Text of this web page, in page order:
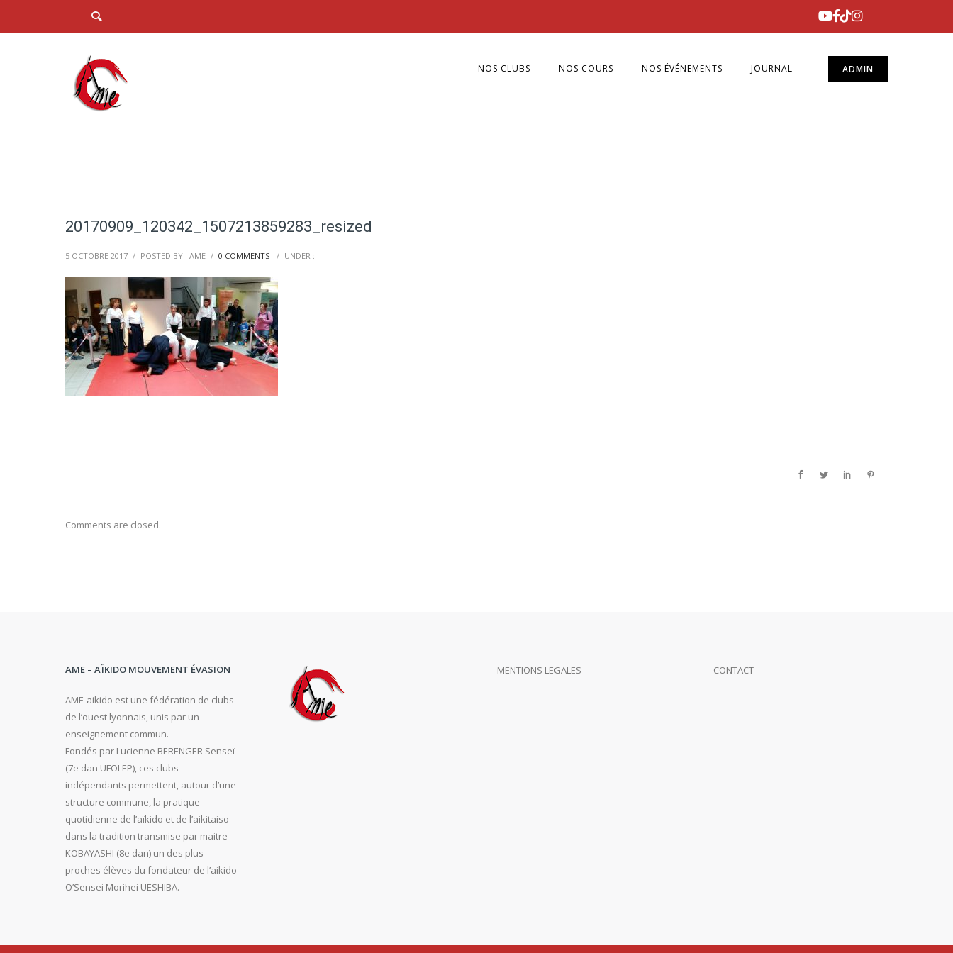
ADMIN
NOS CLUBS NOS COURS NOS ÉVÉNEMENTS JOURNAL
20170909_120342_1507213859283_resized
5 OCTOBRE 2017 / POSTED BY : AME / 0 COMMENTS / UNDER :
Comments are closed.
AME – AÏKIDO MOUVEMENT ÉVASION
AME-aikido est une fédération de clubs
de l’ouest lyonnais, unis par un
enseignement commun.
Fondés par Lucienne BERENGER Senseï
(7e dan UFOLEP), ces clubs
indépendants permettent, autour d’une
structure commune, la pratique
quotidienne de l’aïkido et de l’aikitaiso
dans la tradition transmise par maitre
KOBAYASHI (8e dan) un des plus
proches élèves du fondateur de l’aikido
O’Sensei Morihei UESHIBA.
MENTIONS LEGALES CONTACT